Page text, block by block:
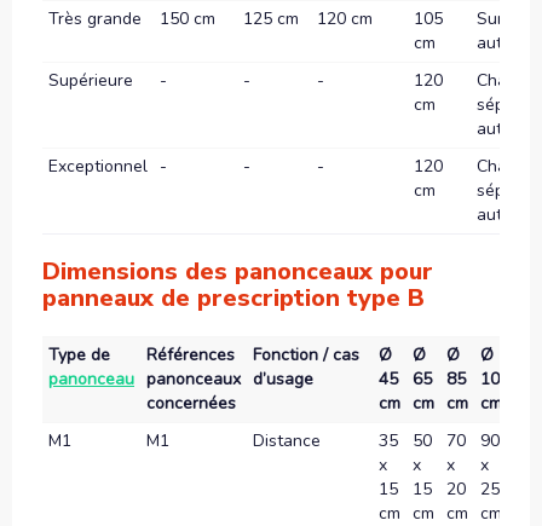
Très grande
150 cm 125 cm 120 cm
105
cm
Sur
Supérieure
- - -
120
cm
Exceptionnel - - -
120
cm
Dimensions des panonceaux pour
panneaux de prescription type B
Type de
panonceau
Références
panonceaux
concernées
Fonction / cas
d’usage
Ø
45
cm
Ø
65
cm
Ø
85
cm
Ø
105
cm
M1
M1 Distance
35
x
15
cm
50
x
15
cm
70
x
20
cm
90
x
25
cm